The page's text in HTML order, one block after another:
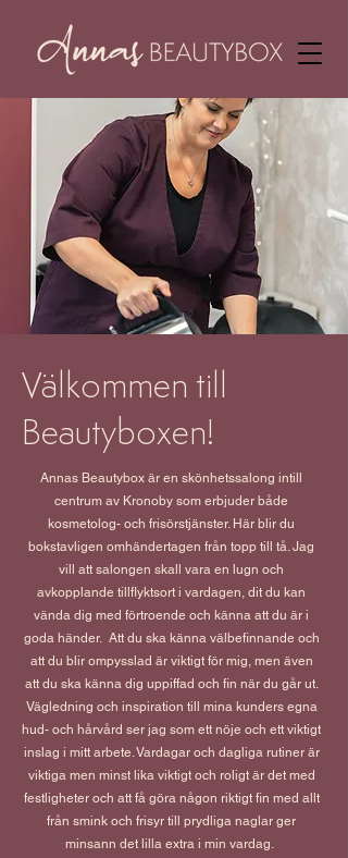
Välkommen till
Beautyboxen!
Annas Beautybox är en skönhetssalong intill
centrum av Kronoby som erbjuder både
kosmetolog- och frisörstjänster. Här blir du
bokstavligen omhändertagen från topp till tå. Jag
vill att salongen skall vara en lugn och
avkopplande tillflyktsort i vardagen, dit du kan
vända dig med förtroende och känna att du är i
goda händer. Att du ska känna välbefinnande och
att du blir ompysslad är viktigt för mig, men även
att du ska känna dig uppiffad och fin när du går ut.
Vägledning och inspiration till mina kunders egna
hud- och hårvård ser jag som ett nöje och ett viktigt
inslag i mitt arbete. Vardagar och dagliga rutiner är
viktiga men minst lika viktigt och roligt är det med
festligheter och att få göra någon riktigt fin med allt
från smink och frisyr till prydliga naglar ger
minsann det lilla extra i min vardag.